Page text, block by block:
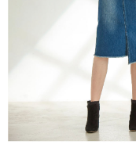
１．透過由恩沛科技股份
易，需依本服務之必要範
權轉讓予恩沛科技股份有限
２．關於個人資料處理事宜
https://aftee.tw/terms/
３．未成年的使用者請事
「AFTEE先享後付」，若
４．使用「AFTEE先享後
時審查核予不同之上限額